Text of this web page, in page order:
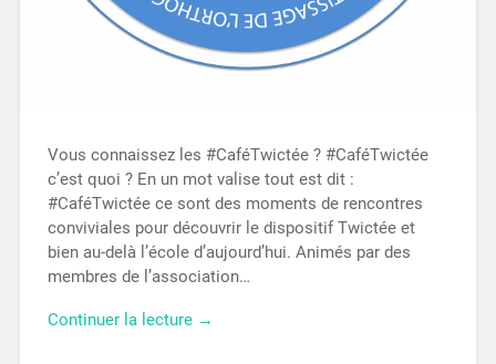
Vous connaissez les #CaféTwictée ? #CaféTwictée
c’est quoi ? En un mot valise tout est dit :
#CaféTwictée ce sont des moments de rencontres
conviviales pour découvrir le dispositif Twictée et
bien au-delà l’école d’aujourd’hui. Animés par des
membres de l’association…
Continuer la lecture →